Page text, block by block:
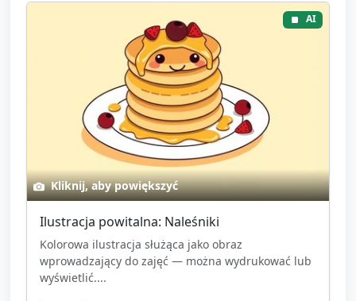
AI
Kliknij, aby powiększyć
Ilustracja powitalna: Naleśniki
Kolorowa ilustracja służąca jako obraz
wprowadzający do zajęć — można wydrukować lub
wyświetlić....